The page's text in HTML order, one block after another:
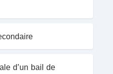
d’un bail de